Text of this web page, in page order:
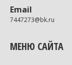
Email
7447273@bk.ru
МЕНЮ САЙТА